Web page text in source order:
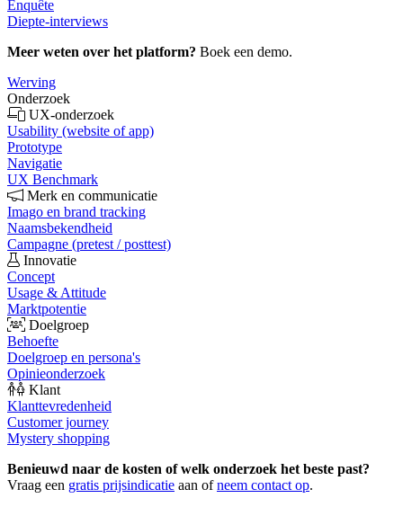
Enquête
Diepte-interviews
Meer weten over het platform? Boek een demo.
Werving
Onderzoek
UX-onderzoek
Usability (website of app)
Prototype
Navigatie
UX Benchmark
Merk en communicatie
Imago en brand tracking
Naamsbekendheid
Campagne (pretest / posttest)
Innovatie
Concept
Usage & Attitude
Marktpotentie
Doelgroep
Behoefte
Doelgroep en persona's
Opinieonderzoek
Klant
Klanttevredenheid
Customer journey
Mystery shopping
Benieuwd naar de kosten of welk onderzoek het beste past?
Vraag een gratis prijsindicatie aan ofneem contact op.